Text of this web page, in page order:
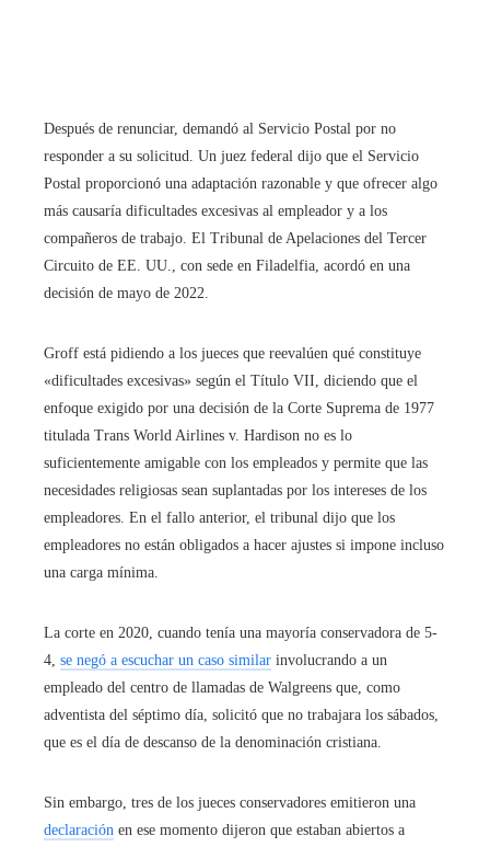
Después de renunciar, demandó al Servicio Postal por no
responder a su solicitud. Un juez federal dijo que el Servicio
Postal proporcionó una adaptación razonable y que ofrecer algo
más causaría dificultades excesivas al empleador y a los
compañeros de trabajo. El Tribunal de Apelaciones del Tercer
Circuito de EE. UU., con sede en Filadelfia, acordó en una
decisión de mayo de 2022.
Groff está pidiendo a los jueces que reevalúen qué constituye
«dificultades excesivas» según el Título VII, diciendo que el
enfoque exigido por una decisión de la Corte Suprema de 1977
titulada Trans World Airlines v. Hardison no es lo
suficientemente amigable con los empleados y permite que las
necesidades religiosas sean suplantadas por los intereses de los
empleadores. En el fallo anterior, el tribunal dijo que los
empleadores no están obligados a hacer ajustes si impone incluso
una carga mínima.
La corte en 2020, cuando tenía una mayoría conservadora de 5-
4, se negó a escuchar un caso similar involucrando a un
empleado del centro de llamadas de Walgreens que, como
adventista del séptimo día, solicitó que no trabajara los sábados,
que es el día de descanso de la denominación cristiana.
Sin embargo, tres de los jueces conservadores emitieron una
declaración en ese momento dijeron que estaban abiertos a